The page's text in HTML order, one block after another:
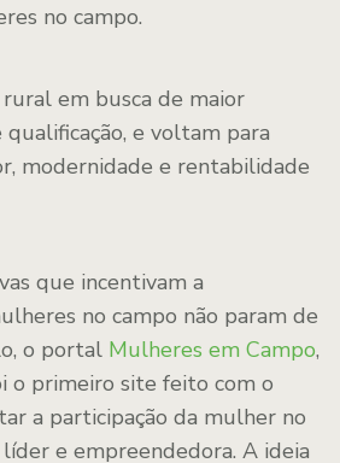
no campo.
rural em busca de maior
e voltam para
modernidade e rentabilidade
que incentivam a
no campo não param de
o portal Mulheres em Campo,
o primeiro site feito com o
a participação da mulher no
e empreendedora. A ideia